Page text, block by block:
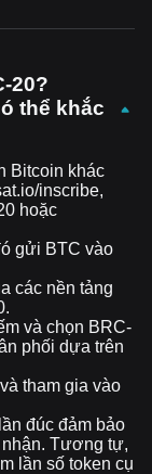
20?
thể khắc
Bitcoin khác
inscribe,
hoặc
gửi BTC vào
các nền tảng
và chọn BRC-
phối dựa trên
tham gia vào
đúc đảm bảo
nhận. Tương tự,
lần số token cụ